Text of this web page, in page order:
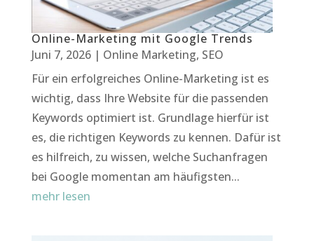
Online-Marketing mit Google Trends
Juni 7, 2026| Online Marketing, SEO
Für ein erfolgreiches Online-Marketing ist es
wichtig, dass Ihre Website für die passenden
Keywords optimiert ist. Grundlage hierfür ist
es, die richtigen Keywords zu kennen. Dafür ist
es hilfreich, zu wissen, welche Suchanfragen
bei Google momentan am häufigsten...
mehr lesen